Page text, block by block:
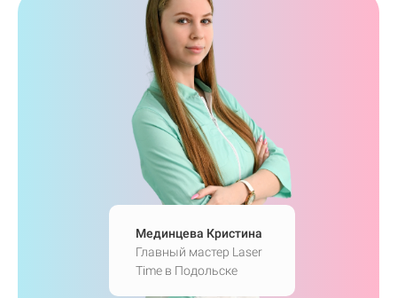
Мединцева Кристина
Главный мастер Laser
Time в Подольске